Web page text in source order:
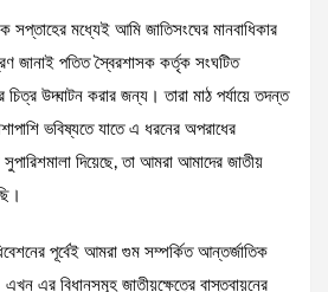
সপ্তাহের মধ্যেই আমি জাতিসংঘের মানবাধিকার
জানাই পতিত স্বৈরশাসক কর্তৃক সংঘটিত
চিত্র উদ্ঘাটন করার জন্য। তারা মাঠ পর্যায়ে তদন্ত
ভবিষ্যতে যাতে এ ধরনের অপরাধের
দিয়েছে, তা আমরা আমাদের জাতীয়
পূর্বেই আমরা গুম সম্পর্কিত আন্তর্জাতিক
এর বিধানসমূহ জাতীয়ক্ষেত্রে বাস্তবায়নের